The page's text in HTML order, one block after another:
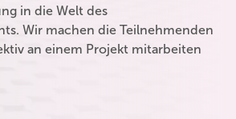
in die Welt des
Wir machen die Teilnehmenden
an einem Projekt mitarbeiten